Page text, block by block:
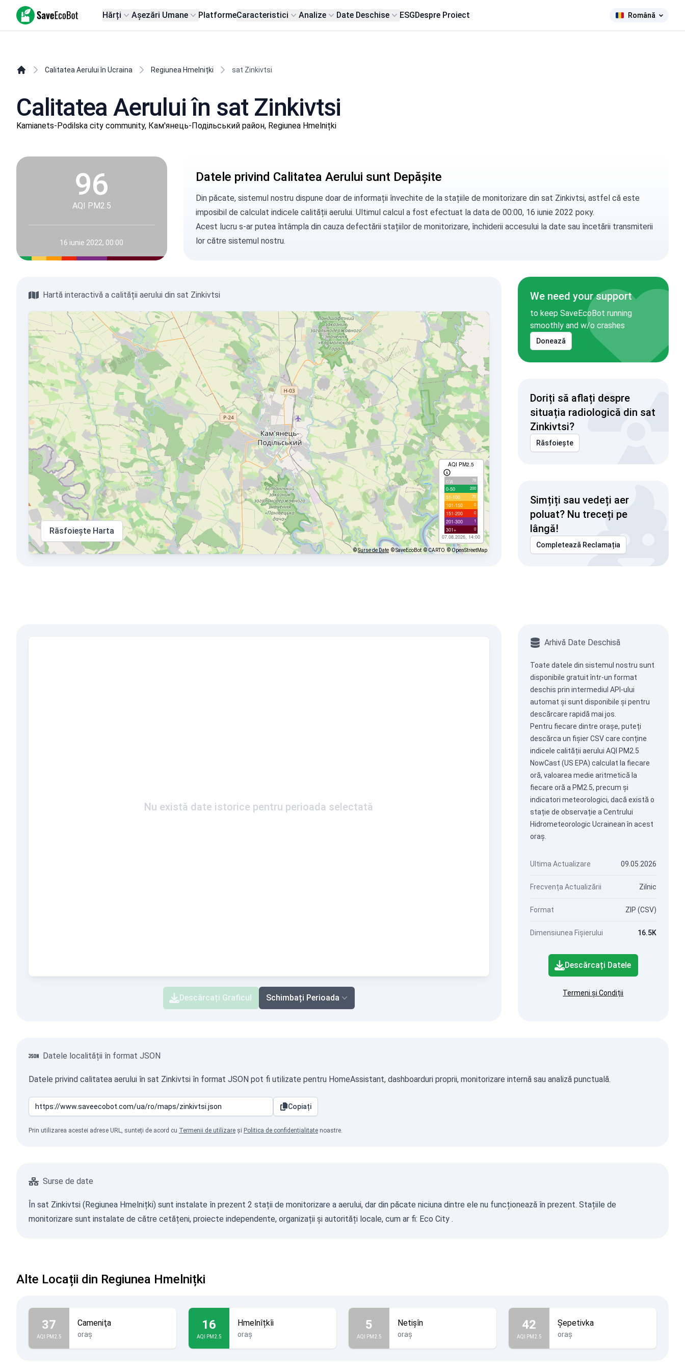
SaveEcoBot Hărți Așezări Umane PlatformeCaracteristici Analize Date Deschise ESGDespre Proiect Română
Calitatea Aerului în Ucraina Regiunea Hmelnițki sat Zinkivtsi
Calitatea Aerului în sat Zinkivtsi
Kamianets-Podilska city community, Кам'янець-Подільський район, Regiunea Hmelnițki
96
AQI PM2.5
16 iunie 2022, 00:00
Datele privind Calitatea Aerului sunt Depășite
Din păcate, sistemul nostru dispune doar de informații învechite de la stațiile de monitorizare din sat Zinkivtsi, astfel că este
imposibil de calculat indicele calității aerului. Ultimul calcul a fost efectuat la data de 00:00, 16 iunie 2022 року.
Acest lucru s-ar putea întâmpla din cauza defectării stațiilor de monitorizare, închiderii accesului la date sau încetării transmiterii
lor către sistemul nostru.
Hartă interactivă a calității aerului din sat Zinkivtsi
AQI PM2.5
с/д 78
0-50 200
51-100 70
101-150 0
151-200 0
201-300 1
301+ 0
07.08.2026, 14:00
Răsfoiește Harta
©Surse de Date © SaveEcoBot © CARTO © OpenStreetMap
We need your support
to keep SaveEcoBot running
smoothly and w/o crashes
Donează
Doriți să aflați despre
situația radiologică din sat
Zinkivtsi?
Răsfoiește
Simțiți sau vedeți aer
poluat? Nu treceți pe
lângă!
Completează Reclamația
Nu există date istorice pentru perioada selectată
Descărcați Graficul Schimbați Perioada
Arhivă Date Deschisă
Toate datele din sistemul nostru sunt
disponibile gratuit într-un format
deschis prin intermediul API-ului
automat și sunt disponibile și pentru
descărcare rapidă mai jos.
Pentru fiecare dintre orașe, puteți
descărca un fișier CSV care conține
indicele calității aerului AQI PM2.5
NowCast (US EPA) calculat la fiecare
oră, valoarea medie aritmetică la
fiecare oră a PM2.5, precum și
indicatori meteorologici, dacă există o
stație de observație a Centrului
Hidrometeorologic Ucrainean în acest
oraș.
Ultima Actualizare 09.05.2026
Frecvența Actualizării Zilnic
Format ZIP (CSV)
Dimensiunea Fișierului 16.5K
Descărcați Datele
Termeni și Condiții
Datele localității în format JSON
Datele privind calitatea aerului în sat Zinkivtsi în format JSON pot fi utilizate pentru HomeAssistant, dashboarduri proprii, monitorizare internă sau analiză punctuală.
Copiați
Prin utilizarea acestei adrese URL, sunteți de acord cu Termenii de utilizare și Politica de confidențialitate noastre.
Surse de date
În sat Zinkivtsi (Regiunea Hmelnițki) sunt instalate în prezent 2 stații de monitorizare a aerului, dar din păcate niciuna dintre ele nu funcționează în prezent. Stațiile de
monitorizare sunt instalate de către cetățeni, proiecte independente, organizații și autorități locale, cum ar fi: Eco City .
Alte Locații din Regiunea Hmelnițki
37
AQI PM2.5
Cameniţa
oraș
16
AQI PM2.5
Hmelnîțkîi
oraș
5
AQI PM2.5
Netişîn
oraș
42
AQI PM2.5
Şepetivka
oraș